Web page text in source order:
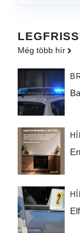
Még több hír